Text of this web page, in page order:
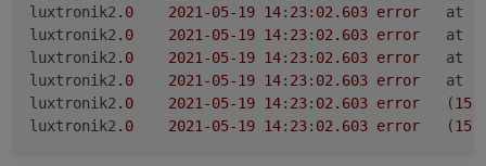
luxtronik2 .0 2021 -05-19 14: 23: 02.603 error
at
luxtronik2 .0 2021 -05-19 14: 23: 02.603 error
at
luxtronik2 .0 2021 -05-19 14: 23: 02.603 error
at
luxtronik2 .0 2021 -05-19 14: 23: 02.603 error
at
luxtronik2 .0 2021 -05-19 14: 23: 02.603 error
	(
luxtronik2 .0 2021 -05-19 14: 23: 02.603 error
	(